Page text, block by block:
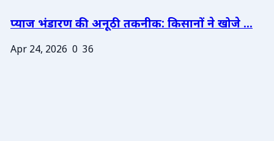
प्याज भंडारण की अनूठी तकनीक: किसानों ने खोजे ...
Apr 24, 2026 0 36